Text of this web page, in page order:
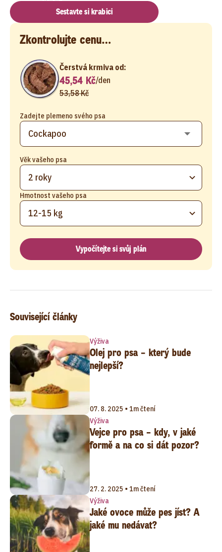
Sestavte si krabici
Zkontrolujte cenu…
Zadejte plemeno svého psa
Věk vašeho psa
2 roky
Hmotnost vašeho psa
12-15 kg
Čerstvá krmiva od:
45,54 Kč/den
53,58 Kč
Vypočítejte si svůj plán
Související články
Výživa
Olej pro psa – který bude
nejlepší?
07. 8. 2025 • 1m čtení
Výživa
Vejce pro psa – kdy, v jaké
formě a na co si dát pozor?
27. 2. 2025 • 1m čtení
Výživa
Jaké ovoce může pes jíst? A
jaké mu nedávat?